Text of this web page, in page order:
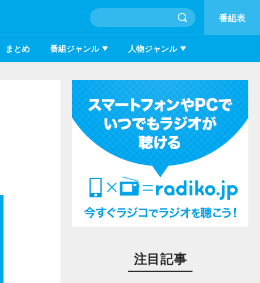
番組表
まとめ 番組ジャンル 人物ジャンル
注目記事